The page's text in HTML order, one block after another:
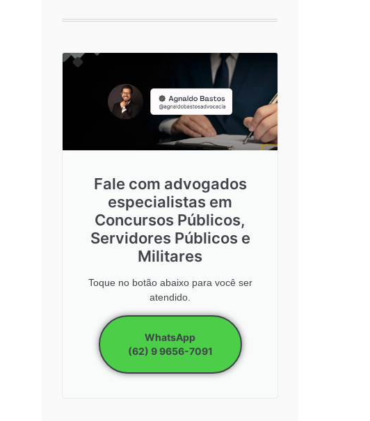
Fale com advogados
especialistas em
Concursos Públicos,
Servidores Públicos e
Militares
Toque no botão abaixo para você ser
atendido.
WhatsApp
(62) 9 9656-7091